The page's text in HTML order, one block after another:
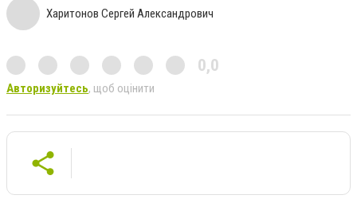
Харитонов Сергей Александрович
0,0
Авторизуйтесь, щоб оцінити